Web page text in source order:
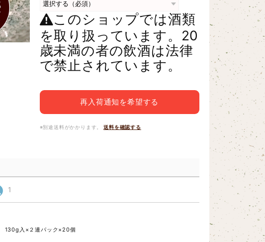
このショップでは酒類
を取り扱っています。20
歳未満の者の飲酒は法律
で禁止されています。
再入荷通知を希望する
※別途送料がかかります。 送料を確認する
1
130g入×２連パック×20個